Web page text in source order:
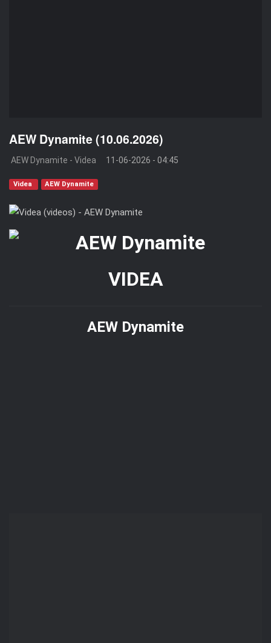
AEW Dynamite (10.06.2026)
AEW Dynamite - Videa 11-06-2026 - 04:45
Videa AEW Dynamite
VIDEA
AEW Dynamite